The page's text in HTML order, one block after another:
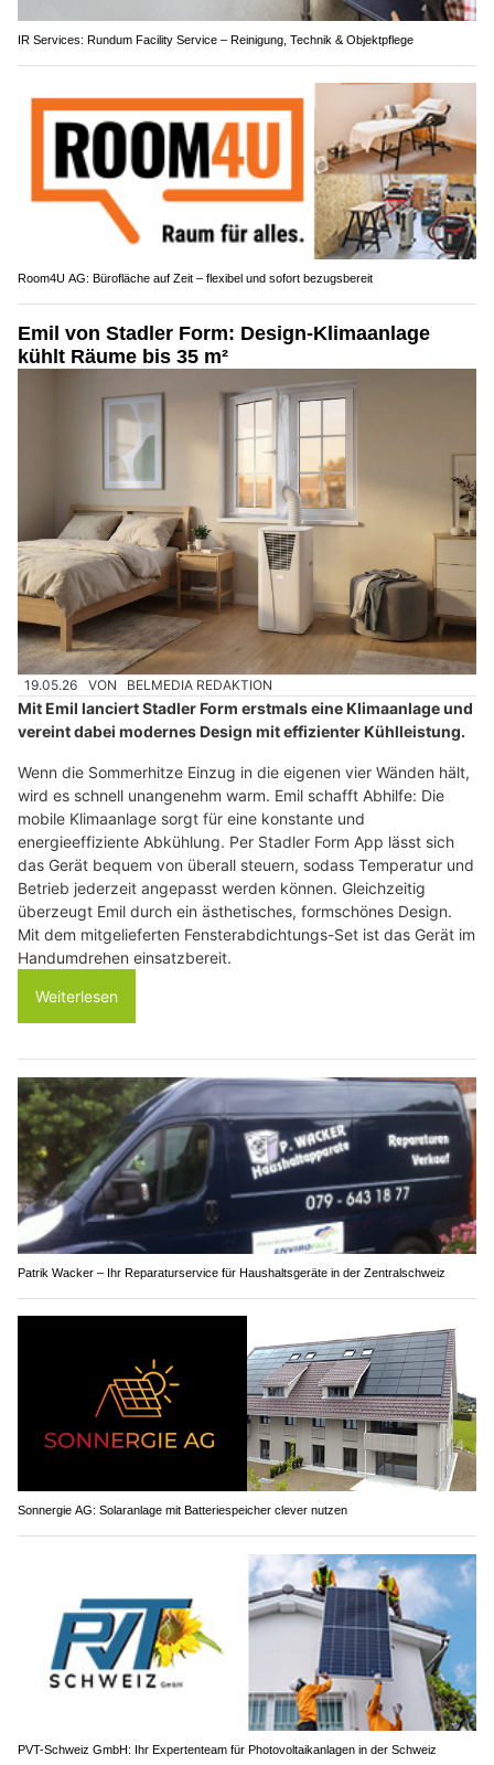
IR Services: Rundum Facility Service – Reinigung, Technik & Objektpflege
Room4U AG: Bürofläche auf Zeit – flexibel und sofort bezugsbereit
Emil von Stadler Form: Design-Klimaanlage
kühlt Räume bis 35 m²
19.05.26 VON BELMEDIA REDAKTION
Mit Emil lanciert Stadler Form erstmals eine Klimaanlage und
vereint dabei modernes Design mit effizienter Kühlleistung.
Wenn die Sommerhitze Einzug in die eigenen vier Wänden hält,
wird es schnell unangenehm warm. Emil schafft Abhilfe: Die
mobile Klimaanlage sorgt für eine konstante und
energieeffiziente Abkühlung. Per Stadler Form App lässt sich
das Gerät bequem von überall steuern, sodass Temperatur und
Betrieb jederzeit angepasst werden können. Gleichzeitig
überzeugt Emil durch ein ästhetisches, formschönes Design.
Mit dem mitgelieferten Fensterabdichtungs-Set ist das Gerät im
Handumdrehen einsatzbereit.
Weiterlesen
Patrik Wacker – Ihr Reparaturservice für Haushaltsgeräte in der Zentralschweiz
Sonnergie AG: Solaranlage mit Batteriespeicher clever nutzen
PVT-Schweiz GmbH: Ihr Expertenteam für Photovoltaikanlagen in der Schweiz